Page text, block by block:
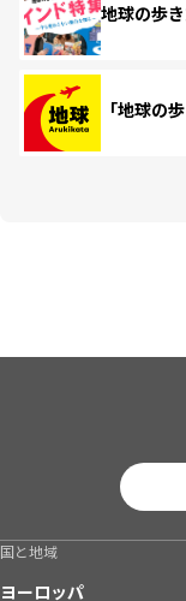
地球の歩
「地球の
国と地域
ヨーロッパ